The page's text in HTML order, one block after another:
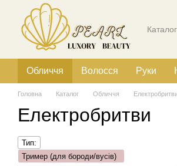
Перейти до основного контенту
Каталог
Обличчя Волосся Руки
Головна Каталог Обличчя
Електробритви
Тип:
Тример (для бороди/вусів)